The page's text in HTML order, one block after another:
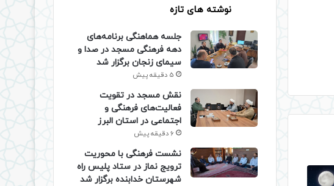
نوشته های تازه
جلسه هماهنگی برنامه‌های
دهه فرهنگی مسجد در صدا و
سیمای زنجان برگزار شد
5 دقیقه پیش
نقش مسجد در تقویت
فعالیت‌های فرهنگی و
اجتماعی در استان البرز
6 دقیقه پیش
نشست فرهنگی با محوریت
ترویج نماز در ستاد پلیس راه
شهرستان خدابنده برگزار شد